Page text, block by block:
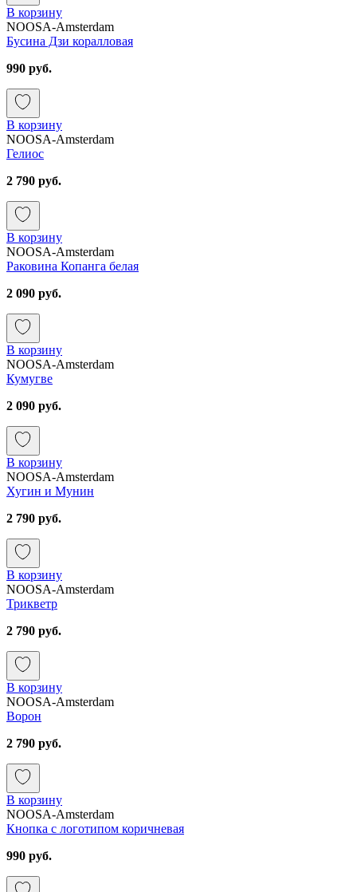
В корзину
NOOSA-Amsterdam
Бусина Дзи коралловая
990 руб.
В корзину
NOOSA-Amsterdam
Гелиос
2 790 руб.
В корзину
NOOSA-Amsterdam
Раковина Копанга белая
2 090 руб.
В корзину
NOOSA-Amsterdam
Кумугве
2 090 руб.
В корзину
NOOSA-Amsterdam
Хугин и Мунин
2 790 руб.
В корзину
NOOSA-Amsterdam
Трикветр
2 790 руб.
В корзину
NOOSA-Amsterdam
Ворон
2 790 руб.
В корзину
NOOSA-Amsterdam
Кнопка с логотипом коричневая
990 руб.